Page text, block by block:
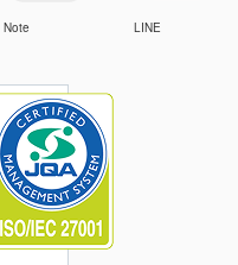
Note LINE